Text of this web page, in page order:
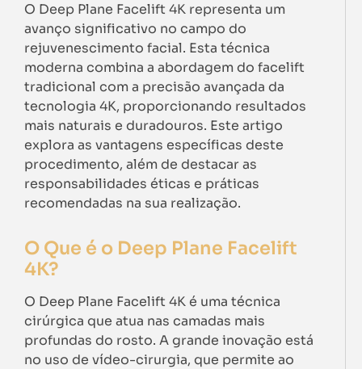
O Deep Plane Facelift 4K representa um
avanço significativo no campo do
rejuvenescimento facial. Esta técnica
moderna combina a abordagem do facelift
tradicional com a precisão avançada da
tecnologia 4K, proporcionando resultados
mais naturais e duradouros. Este artigo
explora as vantagens específicas deste
procedimento, além de destacar as
responsabilidades éticas e práticas
recomendadas na sua realização.
O Que é o Deep Plane Facelift
4K?
O Deep Plane Facelift 4K é uma técnica
cirúrgica que atua nas camadas mais
profundas do rosto. A grande inovação está
no uso de vídeo-cirurgia, que permite ao